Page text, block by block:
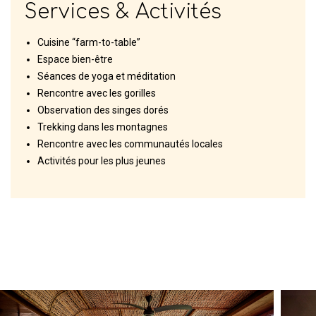
Services & Activités
Cuisine “farm-to-table”
Espace bien-être
Séances de yoga et méditation
Rencontre avec les gorilles
Observation des singes dorés
Trekking dans les montagnes
Rencontre avec les communautés locales
Activités pour les plus jeunes